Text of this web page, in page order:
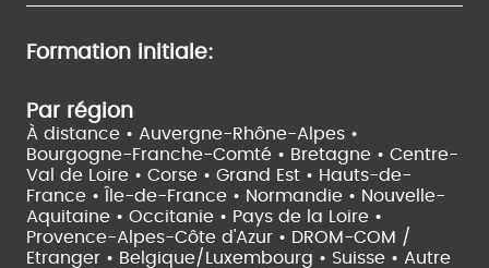
Formation initiale:
Par région
À distance • Auvergne-Rhône-Alpes •
Bourgogne-Franche-Comté • Bretagne • Centre-
Val de Loire • Corse • Grand Est • Hauts-de-
France •
Île-de-France • Normandie • Nouvelle-
Aquitaine • Occitanie • Pays de la Loire •
Provence-Alpes-Côte d'Azur • DROM-COM /
Etranger • Belgique/Luxembourg • Suisse • Autre